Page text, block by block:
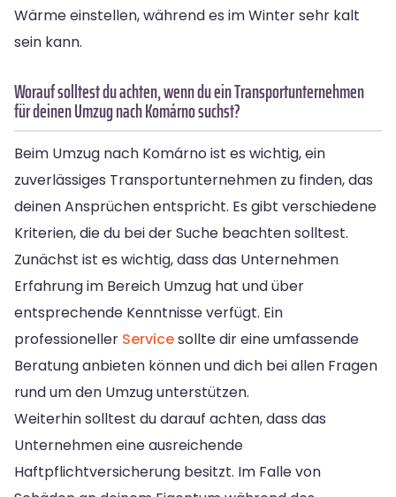
Wärme einstellen, während es im Winter sehr kalt
sein kann.
Worauf solltest du achten, wenn du ein Transportunternehmen
für deinen Umzug nach Komárno suchst?
Beim Umzug nach Komárno ist es wichtig, ein
zuverlässiges Transportunternehmen zu finden, das
deinen Ansprüchen entspricht. Es gibt verschiedene
Kriterien, die du bei der Suche beachten solltest.
Zunächst ist es wichtig, dass das Unternehmen
Erfahrung im Bereich Umzug hat und über
entsprechende Kenntnisse verfügt. Ein
professioneller Servicesollte dir eine umfassende
Beratung anbieten können und dich bei allen Fragen
rund um den Umzug unterstützen.
Weiterhin solltest du darauf achten, dass das
Unternehmen eine ausreichende
Haftpflichtversicherung besitzt. Im Falle von